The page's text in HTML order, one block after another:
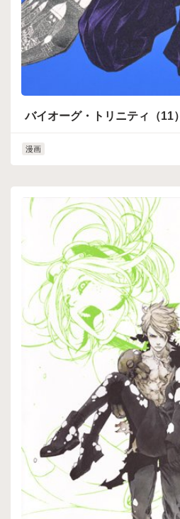
バイオーグ・トリニティ（11）
漫画